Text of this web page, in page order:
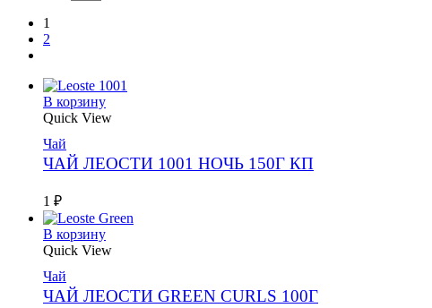
1
2
В корзину
Quick View
Чай
ЧАЙ ЛЕОСТИ 1001 НОЧЬ 150Г КП
1 ₽
В корзину
Quick View
Чай
ЧАЙ ЛЕОСТИ GREEN CURLS 100Г